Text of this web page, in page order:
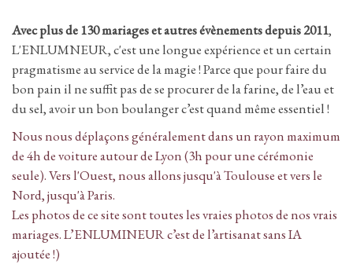
Avec plus de 130 mariages et autres évènements depuis 2011,
L'ENLUMNEUR, c'est une longue expérience et un certain
pragmatisme au service de la magie ! Parce que pour faire du
bon pain il ne suffit pas de se procurer de la farine, de l’eau et
du sel, avoir un bon boulanger c’est quand même essentiel !
Nous nous déplaçons généralement dans un rayon maximum
de 4h de voiture autour de Lyon (3h pour une cérémonie
seule). Vers l'Ouest, nous allons jusqu'à Toulouse et vers le
Nord, jusqu'à Paris.
Les photos de ce site sont toutes les vraies photos de nos vrais
mariages. L’ENLUMINEUR c’est de l’artisanat sans IA
ajoutée !)